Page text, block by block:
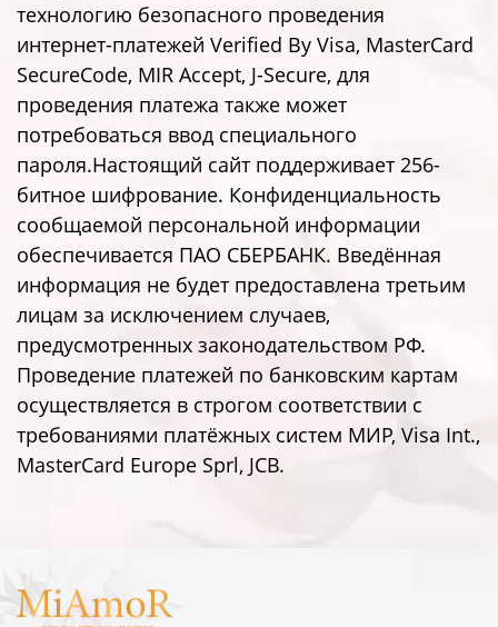
технологию безопасного проведения
интернет-платежей Verified By Visa, MasterCard
SecureCode, MIR Accept, J-Secure, для
проведения платежа также может
потребоваться ввод специального
пароля.Настоящий сайт поддерживает 256-
битное шифрование. Конфиденциальность
сообщаемой персональной информации
обеспечивается ПАО СБЕРБАНК. Введённая
информация не будет предоставлена третьим
лицам за исключением случаев,
предусмотренных законодательством РФ.
Проведение платежей по банковским картам
осуществляется в строгом соответствии с
требованиями платёжных систем МИР, Visa Int.,
MasterCard Europe Sprl, JCB.